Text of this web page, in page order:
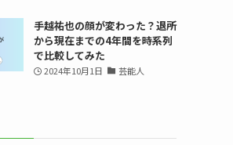
手越祐也の顔が変わった？退所
から現在までの4年間を時系列
で比較してみた
2024年10月1日 芸能人